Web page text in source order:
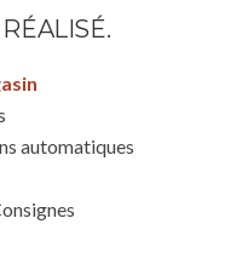
automatiques